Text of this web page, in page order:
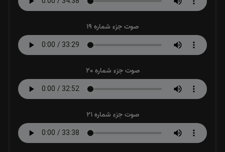
صوت جزء شماره 19
صوت جزء شماره 20
صوت جزء شماره 21